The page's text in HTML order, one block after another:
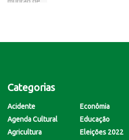
Categorias
Acidente
Agenda Cultural
Agricultura
Econômia
Educação
Eleições 2022